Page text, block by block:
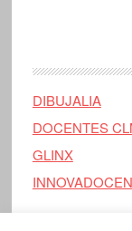
DIBUJALIA
DOCENTES
GLINX